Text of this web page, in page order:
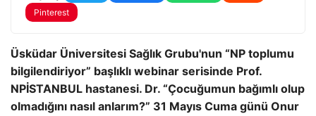
Pinterest
Üsküdar Üniversitesi Sağlık Grubu'nun “NP toplumu
bilgilendiriyor” başlıklı webinar serisinde Prof.
NPİSTANBUL hastanesi. Dr. “Çocuğumun bağımlı olup
olmadığını nasıl anlarım?” 31 Mayıs Cuma günü Onur